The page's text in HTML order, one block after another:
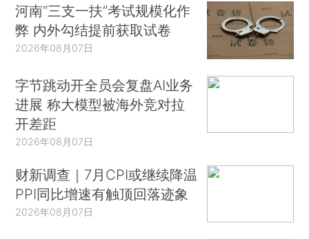
河南“三支一扶”考试规模化作
弊 内外勾结提前获取试卷
2026年08月07日
字节跳动开全员会复盘AI业务
进展 称大模型被海外竞对拉
开差距
2026年08月07日
财新调查｜7月CPI或继续降温
PPI同比增速有触顶回落迹象
2026年08月07日